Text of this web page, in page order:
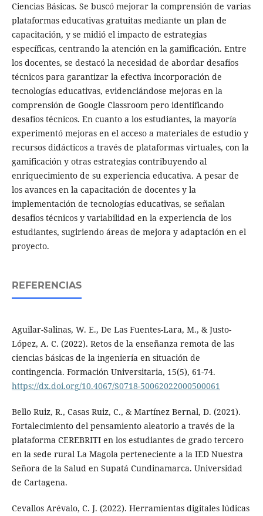
Ciencias Básicas. Se buscó mejorar la comprensión de varias
plataformas educativas gratuitas mediante un plan de
capacitación, y se midió el impacto de estrategias
específicas, centrando la atención en la gamificación. Entre
los docentes, se destacó la necesidad de abordar desafíos
técnicos para garantizar la efectiva incorporación de
tecnologías educativas, evidenciándose mejoras en la
comprensión de Google Classroom pero identificando
desafíos técnicos. En cuanto a los estudiantes, la mayoría
experimentó mejoras en el acceso a materiales de estudio y
recursos didácticos a través de plataformas virtuales, con la
gamificación y otras estrategias contribuyendo al
enriquecimiento de su experiencia educativa. A pesar de
los avances en la capacitación de docentes y la
implementación de tecnologías educativas, se señalan
desafíos técnicos y variabilidad en la experiencia de los
estudiantes, sugiriendo áreas de mejora y adaptación en el
proyecto.
REFERENCIAS
Aguilar-Salinas, W. E., De Las Fuentes-Lara, M., & Justo-
López, A. C. (2022). Retos de la enseñanza remota de las
ciencias básicas de la ingeniería en situación de
contingencia. Formación Universitaria, 15(5), 61-74.
https://dx.doi.org/10.4067/S0718-50062022000500061
Bello Ruiz, R., Casas Ruiz, C., & Martínez Bernal, D. (2021).
Fortalecimiento del pensamiento aleatorio a través de la
plataforma CEREBRITI en los estudiantes de grado tercero
en la sede rural La Magola perteneciente a la IED Nuestra
Señora de la Salud en Supatá Cundinamarca. Universidad
de Cartagena.
Cevallos Arévalo, C. J. (2022). Herramientas digitales lúdicas